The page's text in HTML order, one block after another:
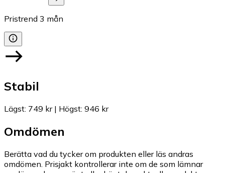
Pristrend 3 mån
Stabil
Lägst: 749 kr| Högst: 946 kr
Omdömen
Berätta vad du tycker om produkten eller läs andras
omdömen. Prisjakt kontrollerar inte om de som lämnar